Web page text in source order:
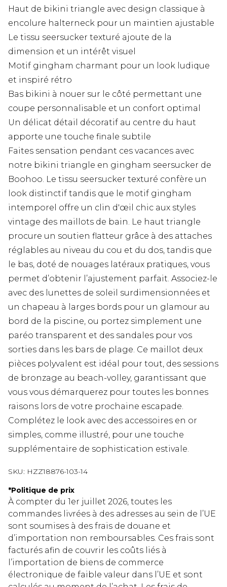
Haut de bikini triangle avec design classique à
encolure halterneck pour un maintien ajustable
Le tissu seersucker texturé ajoute de la
dimension et un intérêt visuel
Motif gingham charmant pour un look ludique
et inspiré rétro
Bas bikini à nouer sur le côté permettant une
coupe personnalisable et un confort optimal
Un délicat détail décoratif au centre du haut
apporte une touche finale subtile
Faites sensation pendant ces vacances avec
notre bikini triangle en gingham seersucker de
Boohoo. Le tissu seersucker texturé confère un
look distinctif tandis que le motif gingham
intemporel offre un clin d'œil chic aux styles
vintage des maillots de bain. Le haut triangle
procure un soutien flatteur grâce à des attaches
réglables au niveau du cou et du dos, tandis que
le bas, doté de nouages latéraux pratiques, vous
permet d’obtenir l’ajustement parfait. Associez-le
avec des lunettes de soleil surdimensionnées et
un chapeau à larges bords pour un glamour au
bord de la piscine, ou portez simplement une
paréo transparent et des sandales pour vos
sorties dans les bars de plage. Ce maillot deux
pièces polyvalent est idéal pour tout, des sessions
de bronzage au beach-volley, garantissant que
vous vous démarquerez pour toutes les bonnes
raisons lors de votre prochaine escapade.
Complétez le look avec des accessoires en or
simples, comme illustré, pour une touche
supplémentaire de sophistication estivale.
SKU: HZZ18876-103-14
*Politique de prix
À compter du 1er juillet 2026, toutes les
commandes livrées à des adresses au sein de l’UE
sont soumises à des frais de douane et
d’importation non remboursables. Ces frais sont
facturés afin de couvrir les coûts liés à
l’importation de biens de commerce
électronique de faible valeur dans l’UE et sont